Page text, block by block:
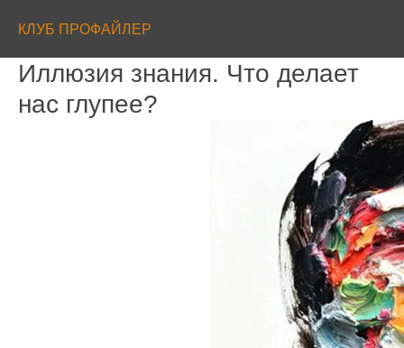
КЛУБ ПРОФАЙЛЕР
Иллюзия знания. Что делает
нас глупее?